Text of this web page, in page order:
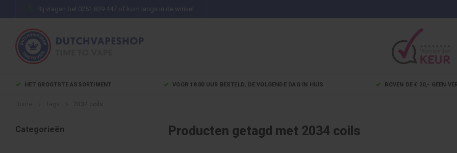
Bij vragen bel 0251 839 447 of kom langs in de winkel
HET GROOTSTE ASSORTIMENT VOOR 18.00 UUR BESTELD, DE VOLGENDE DAG IN HUIS BOVEN DE € 20,- GEEN
2034 coils
Categorieën Producten getagd met 2034 coils